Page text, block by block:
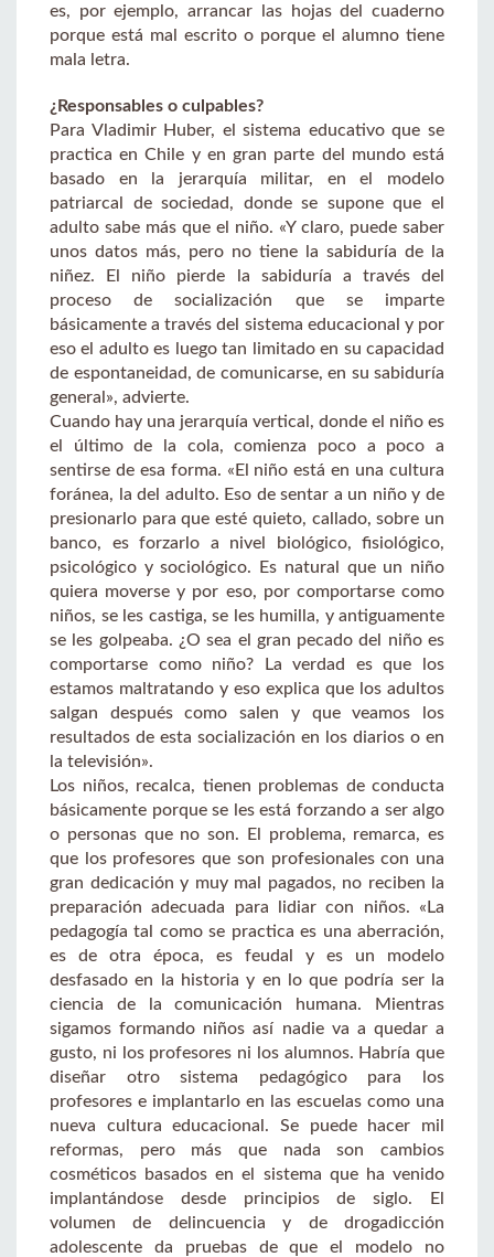
es, por ejemplo, arrancar las hojas del cuaderno
porque está mal escrito o porque el alumno tiene
mala letra.
¿Responsables o culpables?
Para Vladimir Huber, el sistema educativo que se
practica en Chile y en gran parte del mundo está
basado en la jerarquía militar, en el modelo
patriarcal de sociedad, donde se supone que el
adulto sabe más que el niño. «Y claro, puede saber
unos datos más, pero no tiene la sabiduría de la
niñez. El niño pierde la sabiduría a través del
proceso de socialización que se imparte
básicamente a través del sistema educacional y por
eso el adulto es luego tan limitado en su capacidad
de espontaneidad, de comunicarse, en su sabiduría
general», advierte.
Cuando hay una jerarquía vertical, donde el niño es
el último de la cola, comienza poco a poco a
sentirse de esa forma. «El niño está en una cultura
foránea, la del adulto. Eso de sentar a un niño y de
presionarlo para que esté quieto, callado, sobre un
banco, es forzarlo a nivel biológico, fisiológico,
psicológico y sociológico. Es natural que un niño
quiera moverse y por eso, por comportarse como
niños, se les castiga, se les humilla, y antiguamente
se les golpeaba. ¿O sea el gran pecado del niño es
comportarse como niño? La verdad es que los
estamos maltratando y eso explica que los adultos
salgan después como salen y que veamos los
resultados de esta socialización en los diarios o en
la televisión».
Los niños, recalca, tienen problemas de conducta
básicamente porque se les está forzando a ser algo
o personas que no son. El problema, remarca, es
que los profesores que son profesionales con una
gran dedicación y muy mal pagados, no reciben la
preparación adecuada para lidiar con niños. «La
pedagogía tal como se practica es una aberración,
es de otra época, es feudal y es un modelo
desfasado en la historia y en lo que podría ser la
ciencia de la comunicación humana. Mientras
sigamos formando niños así nadie va a quedar a
gusto, ni los profesores ni los alumnos. Habría que
diseñar otro sistema pedagógico para los
profesores e implantarlo en las escuelas como una
nueva cultura educacional. Se puede hacer mil
reformas, pero más que nada son cambios
cosméticos basados en el sistema que ha venido
implantándose desde principios de siglo. El
volumen de delincuencia y de drogadicción
adolescente da pruebas de que el modelo no